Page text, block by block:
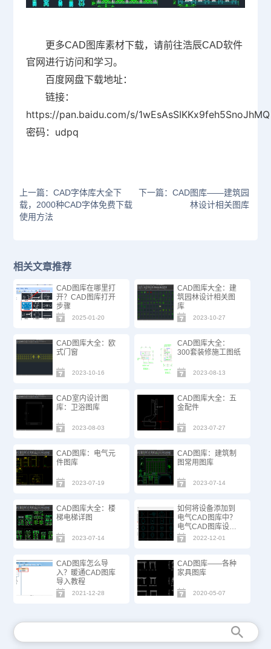
更多CAD 图库素材下载，请前往浩辰CAD软件
官网进行访问和学习。
百度网盘下载地址：
链接：
https://pan.baidu.com/s/1wEsAsSIKKx9feh5SnoJhMQ
密码：udpq
上一篇：CAD字体库大全下
载，2000种CAD字体免费下载
使用方法
下一篇：CAD图库——建筑园
林设计相关图库
相关文章推荐
CAD图库在哪里打
开？CAD图库打开
步骤
2025-01-20
CAD图库大全：建
筑园林设计相关图
库
2023-10-27
CAD图库大全：欧
式门窗
2023-10-16
CAD图库大全：
300套装修施工图纸
2023-08-13
CAD室内设计图
库：卫浴图库
2023-08-03
CAD图库大全：五
金配件
2023-07-27
CAD图库：电气元
件图库
2023-07-19
CAD图库：建筑制
图常用图库
2023-07-14
CAD图库大全：楼
梯电梯详图
2023-07-14
如何将设备添加到
电气CAD图库中？
电气CAD图库设备
添加步骤2022-12-01
CAD图库怎么导
入？暖通CAD图库
导入教程
2021-12-28
CAD图库——各种
家具图库
2020-05-07